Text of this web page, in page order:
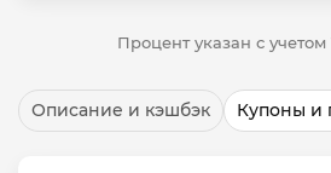
Процент указан с учетом
Описание и кэшбэк Купоны и